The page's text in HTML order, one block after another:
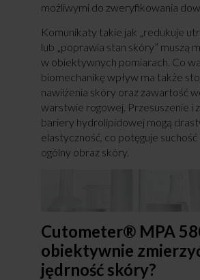
możliwymi do zweryfikowania
Komunikaty takie jak „redukuje
lub „poprawia stan skóry” muszą
w obiektywnych pomiarach. Co
biomechanikę wpływ ma także
nawilżenia skóry oraz zawartość
warstwie rogowej. Przesuszenie i
bariery hydrolipidowej mogą
elastyczność, co potęguje suchość
ogólny obraz skóry.
Cutometer® MPA
obiektywnie
jędrność skóry?